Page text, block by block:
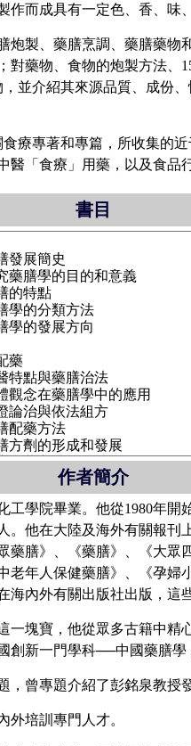
而成具有一定色、香、味
製、藥膳烹調、藥膳藥物
藥物、食物的炮製方法、
並介紹其來源品質、成份
專著和專篇，所收集的
「食療」用藥，以及食品
書目
作者簡介
學院畢業。他從1980年開
他在大陸及海外有關報刊
藥膳》、《藥膳》、《大眾
老年人保健藥膳》、《孕
內外有關出版社出版，這
塊寶，他從眾多古籍中精
新一門學科──中國藥膳學
曾專題介紹了彭銘泉教授
培訓專門人才。